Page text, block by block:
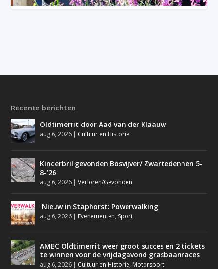
Recente berichten
Oldtimerrit door Aad van der Klaauw
aug 6, 2026 | Cultuur en Historie
Kinderbril gevonden Bosvijver/ Zwartedennen 5-
8-’26
aug 6, 2026 |Verloren/Gevonden
Nieuw in Staphorst: Powerwalking
aug 6, 2026 | Evenementen, Sport
AMBC Oldtimerrit weer groot succes en 2 tickets
te winnen voor de vrijdagavond grasbaanraces
aug 6, 2026 | Cultuur en Historie, Motorsport